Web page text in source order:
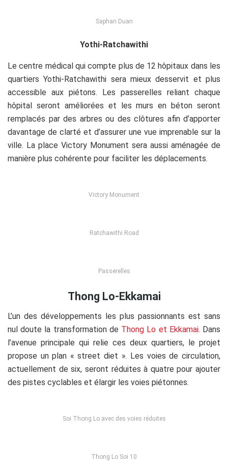
Saphan Duan
Yothi-Ratchawithi
Le centre médical qui compte plus de 12 hôpitaux dans les
quartiers Yothi-Ratchawithi sera mieux desservit et plus
accessible aux piétons. Les passerelles reliant chaque
hôpital seront améliorées et les murs en béton seront
remplacés par des arbres ou des clôtures afin d’apporter
davantage de clarté et d’assurer une vue imprenable sur la
ville. La place Victory Monument sera aussi aménagée de
manière plus cohérente pour faciliter les déplacements.
Victory Monument
Ratchawithi Road
Passerelles
Thong Lo-Ekkamai
L’un des développements les plus passionnants est sans
nul doute la transformation de Thong Lo et Ekkamai. Dans
l’avenue principale qui relie ces deux quartiers, le projet
propose un plan « street diet ». Les voies de circulation,
actuellement de six, seront réduites à quatre pour ajouter
des pistes cyclables et élargir les voies piétonnes.
Soi Thong Lo avec des voies réduites
Thong Lo Soi 10